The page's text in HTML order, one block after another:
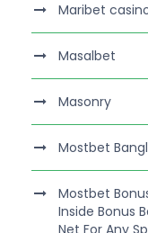
Maribet
Masalbet
Masonry
Mostbet
Mostbet
Inside Bonus